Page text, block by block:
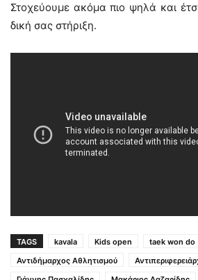
Στοχεύουμε ακόμα πιο ψηλά και
δική σας στήριξη.
TAGS kavala Kids open
taek won do
Αντιδήμαρχος Αθλητισμού